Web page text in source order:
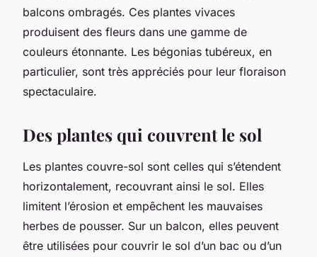
balcons ombragés. Ces plantes vivaces
produisent des fleurs dans une gamme de
couleurs étonnante. Les bégonias tubéreux, en
particulier, sont très appréciés pour leur floraison
spectaculaire.
Des plantes qui couvrent le sol
Les plantes couvre-sol sont celles qui s’étendent
horizontalement, recouvrant ainsi le sol. Elles
limitent l’érosion et empêchent les mauvaises
herbes de pousser. Sur un balcon, elles peuvent
être utilisées pour couvrir le sol d’un bac ou d’un